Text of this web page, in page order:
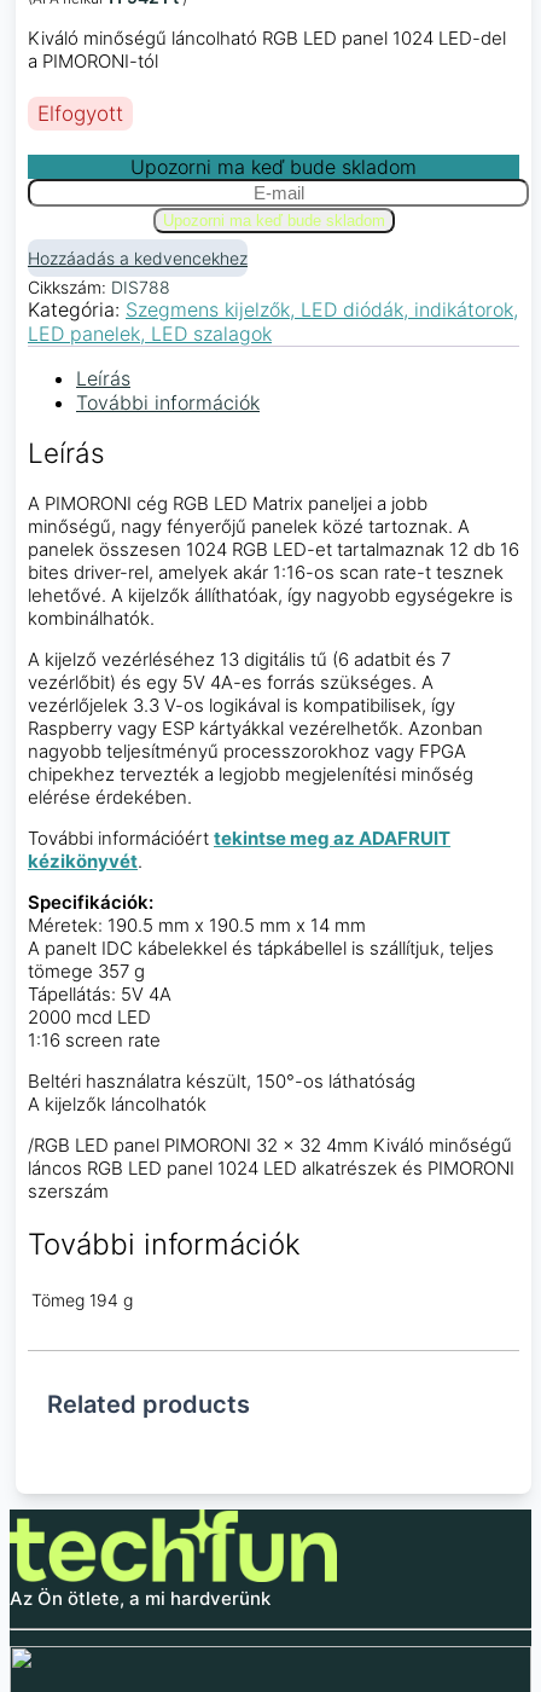
Kiváló minőségű láncolható RGB LED panel 1024 LED-del
a PIMORONI-tól
Elfogyott
Upozorni ma keď bude skladom
Hozzáadás a kedvencekhez
Cikkszám: DIS788
Kategória: Szegmens kijelzők, LED diódák, indikátorok,
LED panelek, LED szalagok
Leírás
További információk
Leírás
A PIMORONI cég RGB LED Matrix paneljei a jobb
minőségű, nagy fényerőjű panelek közé tartoznak. A
panelek összesen 1024 RGB LED-et tartalmaznak 12 db 16
bites driver-rel, amelyek akár 1:16-os scan rate-t tesznek
lehetővé. A kijelzők állíthatóak, így nagyobb egységekre is
kombinálhatók.
A kijelző vezérléséhez 13 digitális tű (6 adatbit és 7
vezérlőbit) és egy 5V 4A-es forrás szükséges. A
vezérlőjelek 3.3 V-os logikával is kompatibilisek, így
Raspberry vagy ESP kártyákkal vezérelhetők. Azonban
nagyobb teljesítményű processzorokhoz vagy FPGA
chipekhez tervezték a legjobb megjelenítési minőség
elérése érdekében.
További információért tekintse meg az ADAFRUIT
kézikönyvét.
Specifikációk:
Méretek: 190.5 mm x 190.5 mm x 14 mm
A panelt IDC kábelekkel és tápkábellel is szállítjuk, teljes
tömege 357 g
Tápellátás: 5V 4A
2000 mcd LED
1:16 screen rate
Beltéri használatra készült, 150°-os láthatóság
A kijelzők láncolhatók
/RGB LED panel PIMORONI 32 x 32 4mm Kiváló minőségű
láncos RGB LED panel 1024 LED alkatrészek és PIMORONI
szerszám
További információk
Tömeg 194 g
Related products
Az Ön ötlete, a mi hardverünk